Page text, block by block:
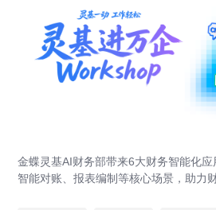
金蝶灵基AI财务部带来6大财务智能化应
智能对账、报表编制等核心场景，助力